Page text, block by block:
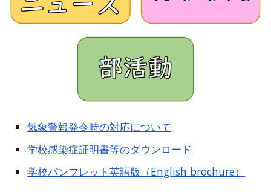
気象警報発令時の対応について
学校感染症証明書等のダウンロード
学校パンフレット英語版（English brochure）